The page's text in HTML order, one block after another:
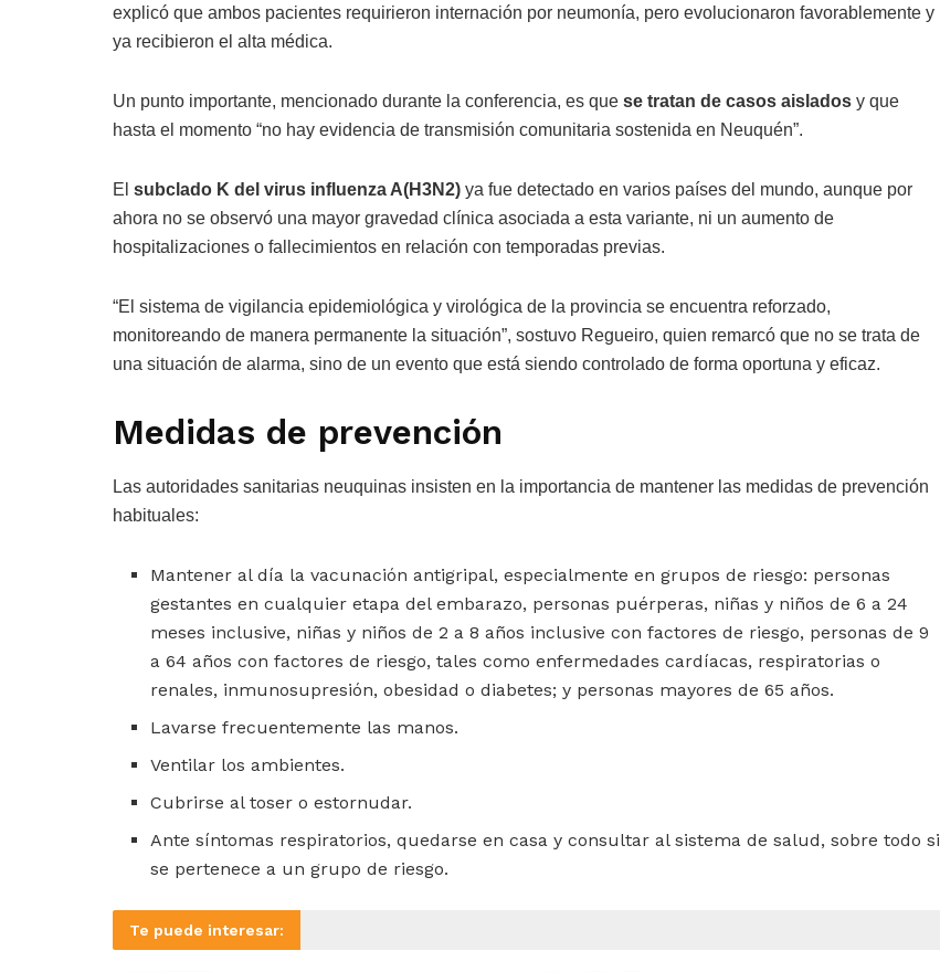
explicó que ambos pacientes requirieron internación por neumonía, pero evolucionaron favorablemente y
ya recibieron el alta médica.
Un punto importante, mencionado durante la conferencia, es que se tratan de casos aislados y que
hasta el momento “no hay evidencia de transmisión comunitaria sostenida en Neuquén”.
El subclado K del virus influenza A(H3N2) ya fue detectado en varios países del mundo, aunque por
ahora no se observó una mayor gravedad clínica asociada a esta variante, ni un aumento de
hospitalizaciones o fallecimientos en relación con temporadas previas.
“El sistema de vigilancia epidemiológica y virológica de la provincia se encuentra reforzado,
monitoreando de manera permanente la situación”, sostuvo Regueiro, quien remarcó que no se trata de
una situación de alarma, sino de un evento que está siendo controlado de forma oportuna y eficaz.
Medidas de prevención
Las autoridades sanitarias neuquinas insisten en la importancia de mantener las medidas de prevención
habituales:
Mantener al día la vacunación antigripal, especialmente en grupos de riesgo: personas
gestantes en cualquier etapa del embarazo, personas puérperas, niñas y niños de 6 a 24
meses inclusive, niñas y niños de 2 a 8 años inclusive con factores de riesgo, personas de 9
a 64 años con factores de riesgo, tales como enfermedades cardíacas, respiratorias o
renales, inmunosupresión, obesidad o diabetes; y personas mayores de 65 años.
Lavarse frecuentemente las manos.
Ventilar los ambientes.
Cubrirse al toser o estornudar.
Ante síntomas respiratorios, quedarse en casa y consultar al sistema de salud, sobre todo si
se pertenece a un grupo de riesgo.
Te puede interesar: